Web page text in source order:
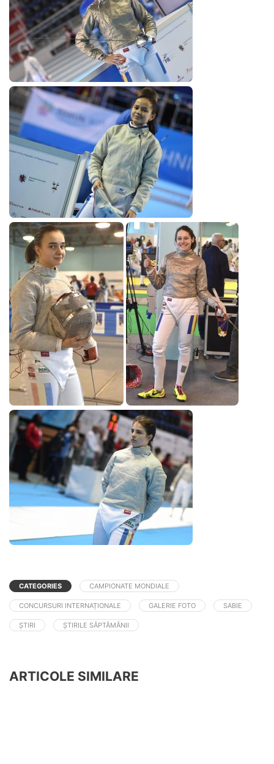
CATEGORIES CAMPIONATE MONDIALE
CONCURSURI INTERNAȚIONALE GALERIE FOTO SABIE
ȘTIRI ȘTIRILE SĂPTĂMÂNII
ARTICOLE SIMILARE